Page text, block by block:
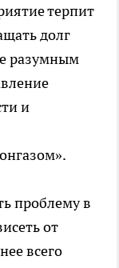
терпит
долг
разумным
и
проблему в
от
всего